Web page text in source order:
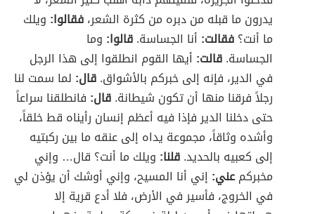
يدرون ما قبله من دبره من كثرة الشعر،فقالوا: ويلك
ما أنت؟فقالت: أنا الجساسة.قالوا: وما
الجساسة.قالت: أيها القوم انطلقوا إلى هذا الرجل
في الدير، فإنه إلى خبركم بالأشواق.قال: لما سمت لنا
رجلاً فرقنا منها أن تكون شيطانة.قال: فانطلقنا سراعاً
حتى دخلنا الدير فإذا فيه أعظم إنسان رأيناه قط خلقاً،
وأشده وثاقاً، مجموعة يداه إلى عنقه ما بين ركبتيه
إلى كعبيه بالحديد.قلنا: ويلك ما أنت؟ قال… وإني
مخبركمعني: إني أنا المسيح، وإني أوشك أن يؤذن لي
في الخروج، فأسير في الأرض، فلا أدع قرية إلا